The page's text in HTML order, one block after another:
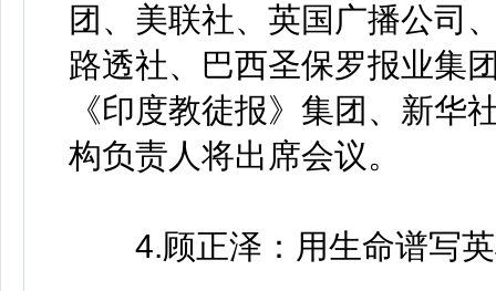
团、美联社、英国广播公司
路透社、巴西圣保罗报业集
《印度教徒报》集团、新华
构负责人将出席会议。
4.顾正泽：用生命谱写英